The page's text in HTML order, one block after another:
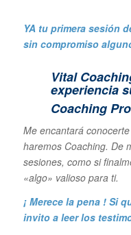
YA tu primera sesión
sin compromiso
Vital
experiencia
Coaching
Me encantará
haremos Coaching. De
sesiones, como si
«algo» valioso para ti.
¡ Merece la pena ! Si
invito a leer los